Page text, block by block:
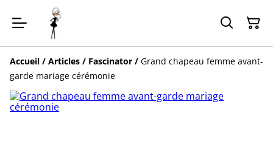
Accueil / Articles / Fascinator / Grand chapeau femme avant-
garde mariage cérémonie